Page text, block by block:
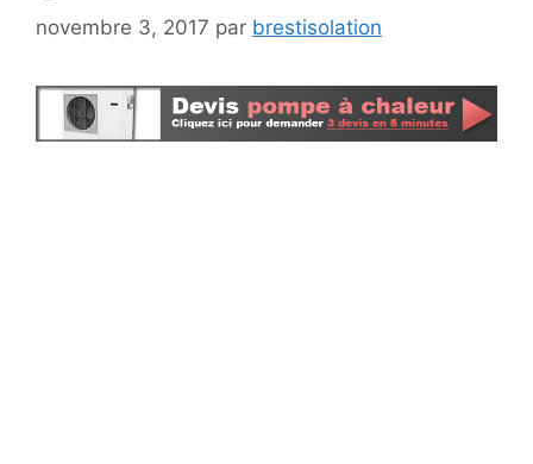
novembre 3, 2017 par brestisolation